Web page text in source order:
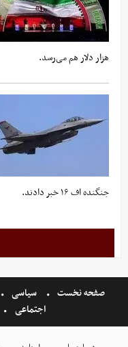
هزار دلار هم می‌رسد.
جنگنده اف ۱۶ خبر دادند.
صفحه نخست سیاسی
اجتماعی